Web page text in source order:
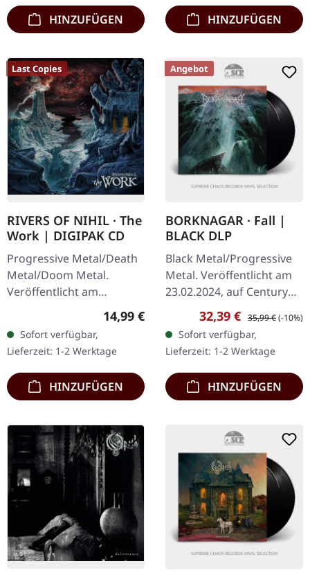
HINZUFÜGEN HINZUFÜGEN
Last Copies
RIVERS OF NIHIL · The
Work | DIGIPAK CD
Progressive Metal/Death
Metal/Doom Metal.
Veröffentlicht am
24.09.2021, auf Metal
Blade Records. CD im
DigiPak. Rivers of Nihil hat
mit ihrem…
Regulärer Preis:
14,99 €
Sofort verfügbar,
Lieferzeit: 1-2 Werktage
HINZUFÜGEN
Angebot
BORKNAGAR · Fall |
BLACK DLP
Black Metal/Progressive
Metal. Veröffentlicht am
23.02.2024, auf Century
Media Records.
Schwarzes Doppel-Vinyl
im Gatefold-Cover. Die
norwegischen…
Verkaufspreis:
32,39 € Regulärer Preis:
35,99 €(-10%)
Sofort verfügbar,
Lieferzeit: 1-2 Werktage
HINZUFÜGEN